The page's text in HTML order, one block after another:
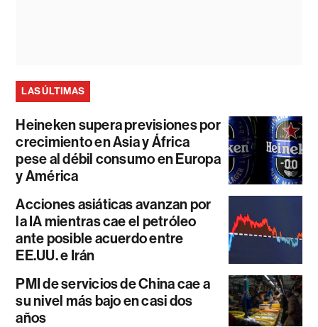
LAS ÚLTIMAS
Heineken supera previsiones por
crecimiento en Asia y África
pese al débil consumo en Europa
y América
Acciones asiáticas avanzan por
la IA mientras cae el petróleo
ante posible acuerdo entre
EE.UU. e Irán
PMI de servicios de China cae a
su nivel más bajo en casi dos
años